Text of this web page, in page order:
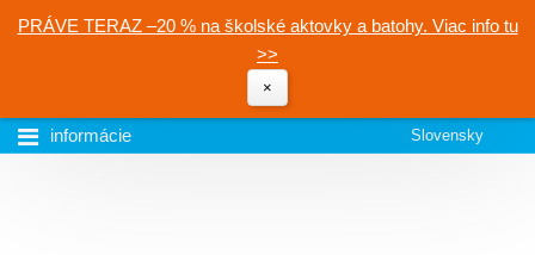
PRÁVE TERAZ –20 % na školské aktovky a batohy. Viac info tu
>>
×
informácie Slovensky